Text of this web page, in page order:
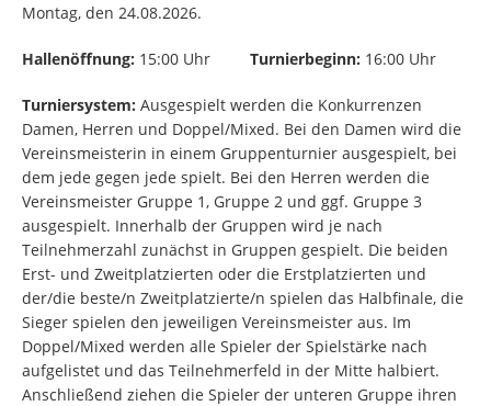
Montag, den 24.08.2026.
Hallenöffnung: 15:00 Uhr Turnierbeginn: 16:00 Uhr
Turniersystem: Ausgespielt werden die Konkurrenzen
Damen, Herren und Doppel/Mixed. Bei den Damen wird die
Vereinsmeisterin in einem Gruppenturnier ausgespielt, bei
dem jede gegen jede spielt. Bei den Herren werden die
Vereinsmeister Gruppe 1, Gruppe 2 und ggf. Gruppe 3
ausgespielt. Innerhalb der Gruppen wird je nach
Teilnehmerzahl zunächst in Gruppen gespielt. Die beiden
Erst- und Zweitplatzierten oder die Erstplatzierten und
der/die beste/n Zweitplatzierte/n spielen das Halbfinale, die
Sieger spielen den jeweiligen Vereinsmeister aus. Im
Doppel/Mixed werden alle Spieler der Spielstärke nach
aufgelistet und das Teilnehmerfeld in der Mitte halbiert.
Anschließend ziehen die Spieler der unteren Gruppe ihren